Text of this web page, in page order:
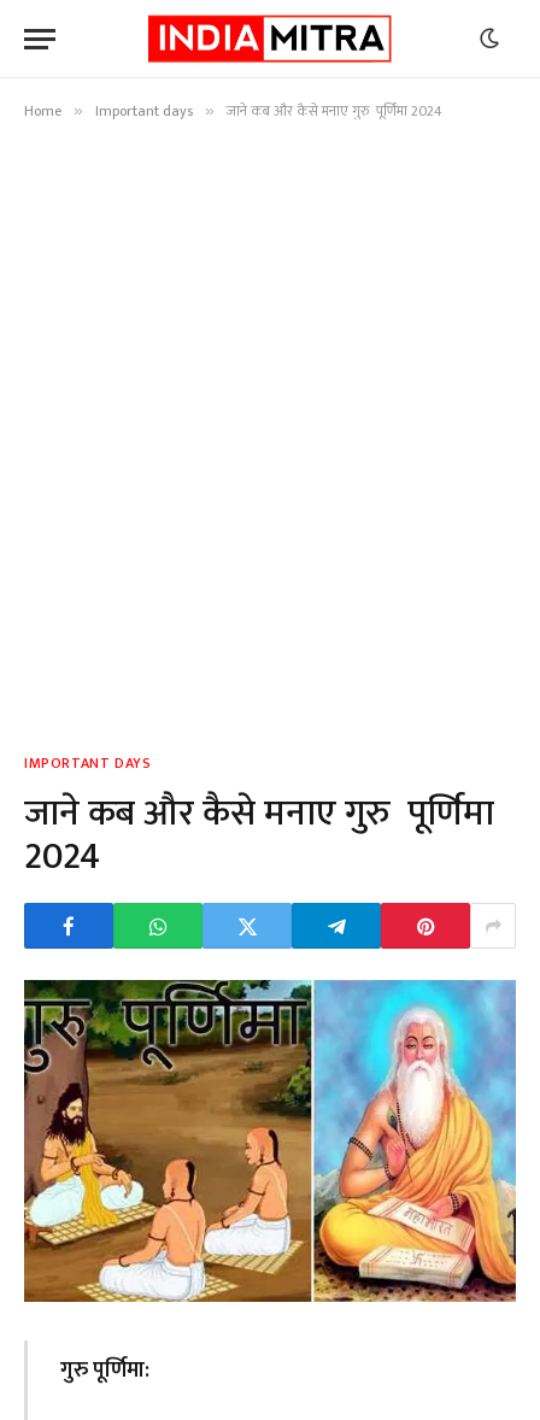
Home » Important days » जाने कब और कैसे मनाए गुरु पूर्णिमा 2024
IMPORTANT DAYS
जाने कब और कैसे मनाए गुरु पूर्णिमा
2024
गुरु पूर्णिमा: